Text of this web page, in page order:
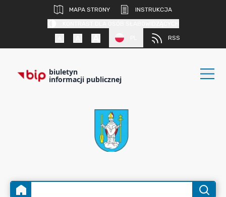
MAPA STRONY
INSTRUKCJA
RSS
biuletyn
informacji publicznej